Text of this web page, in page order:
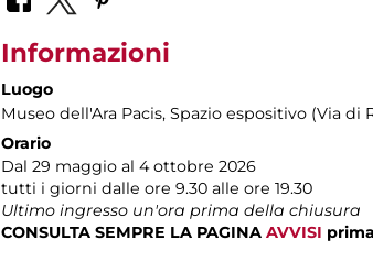
Informazioni
Luogo
Museo dell'Ara Pacis, Spazio espositivo (Via di
Orario
Dal 29 maggio al 4 ottobre 2026
tutti i giorni dalle ore 9.30 alle ore 19.30
Ultimo ingresso un'ora prima della chiusura
CONSULTA SEMPRE LA PAGINA AVVISI